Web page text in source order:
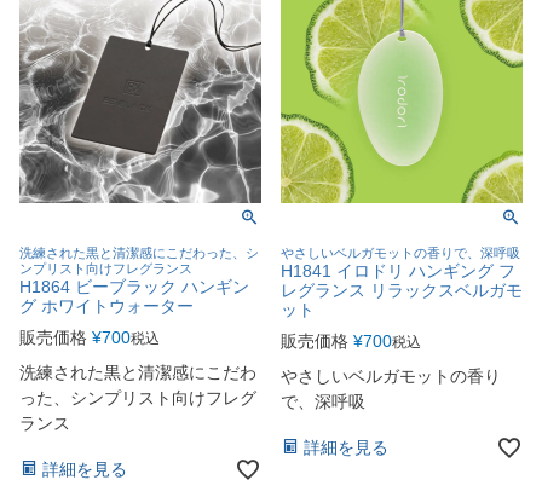
洗練された黒と清潔感にこだわった、シ
ンプリスト向けフレグランス
H1864 ビーブラック ハンギン
グ ホワイトウォーター
販売価格 ¥700税込
洗練された黒と清潔感にこだわ
った、シンプリスト向けフレグ
ランス
詳細を見る
やさしいベルガモットの香りで、深呼吸
H1841 イロドリ ハンギング フ
レグランス リラックスベルガモ
ット
販売価格 ¥700税込
やさしいベルガモットの香り
で、深呼吸
詳細を見る